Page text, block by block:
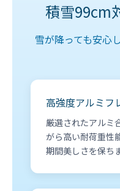
積雪99cm
雪が降っても安心
高強度アルミフ
厳選されたアルミ
がら高い耐荷重性
期間美しさを保ち